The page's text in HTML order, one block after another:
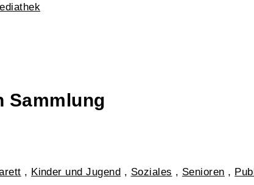
Sammlung
, Kinder und Jugend , Soziales , Senioren ,